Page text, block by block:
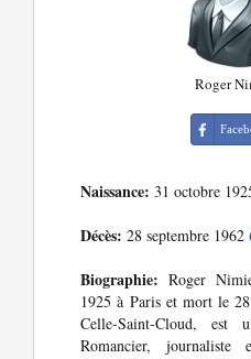
Roger
Naissance: 31 octobre
Décès: 28 septembre 1962
Biographie: Roger
1925 à Paris et mort le
Celle-Saint-Cloud, est
Romancier,